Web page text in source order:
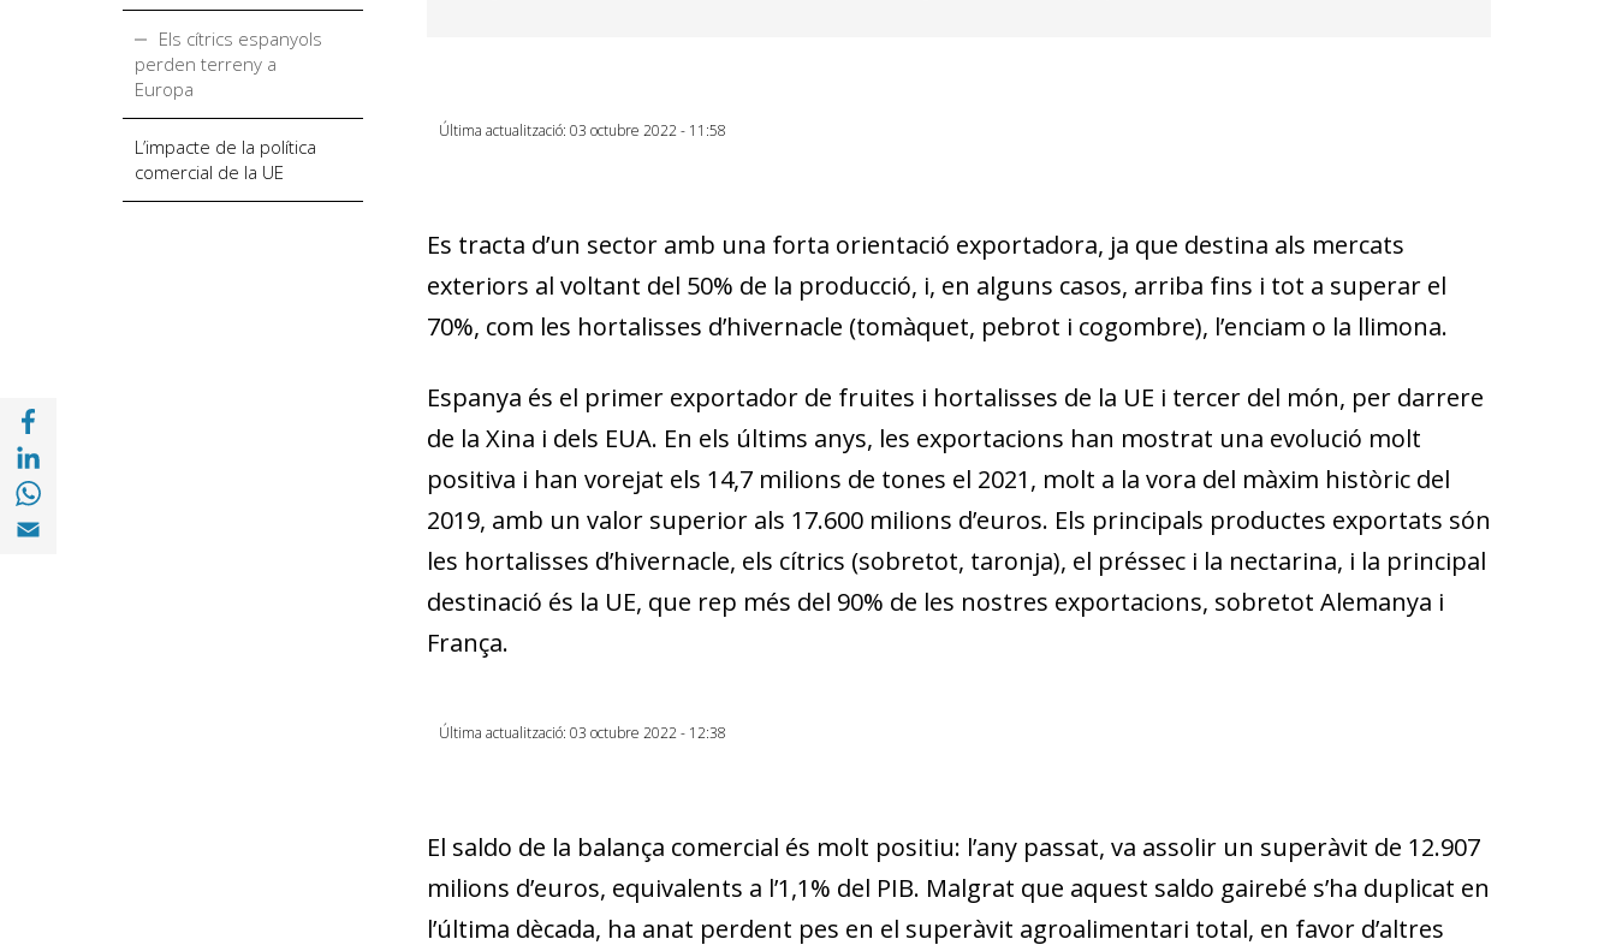
Compartir a Facebook (opens in a new window)
Compartir a with Linkedin (opens in a new window)
Compartir a with Whatsapp (opens in a new window)
Compartir a Email (opens in a new window)
Els cítrics espanyols
perden terreny a
Europa
L’impacte de la política
comercial de la UE
Última actualització: 03 octubre 2022 - 11:58
Es tracta d’un sector amb una forta orientació exportadora, ja que destina als mercats
exteriors al voltant del 50% de la producció, i, en alguns casos, arriba fins i tot a superar el
70%, com les hortalisses d’hivernacle (tomàquet, pebrot i cogombre), l’enciam o la llimona.
Espanya és el primer exportador de fruites i hortalisses de la UE i tercer del món, per darrere
de la Xina i dels EUA. En els últims anys, les exportacions han mostrat una evolució molt
positiva i han vorejat els 14,7 milions de tones el 2021, molt a la vora del màxim històric del
2019, amb un valor superior als 17.600 milions d’euros. Els principals productes exportats són
les hortalisses d’hivernacle, els cítrics (sobretot, taronja), el préssec i la nectarina, i la principal
destinació és la UE, que rep més del 90% de les nostres exportacions, sobretot Alemanya i
França.
Última actualització: 03 octubre 2022 - 12:38
El saldo de la balança comercial és molt positiu: l’any passat, va assolir un superàvit de 12.907
milions d’euros, equivalents a l’1,1% del PIB. Malgrat que aquest saldo gairebé s’ha duplicat en
l’última dècada, ha anat perdent pes en el superàvit agroalimentari total, en favor d’altres